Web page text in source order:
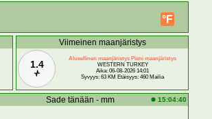
°F
Viimeinen maanjäristys
1.4
Alueellinen maanjäristys Pieni maanjäristys
WESTERN TURKEY
Aika: 06-08-2026 14:01
Syvyys: 63 KM Etäisyys: 460 Mailia
Sade tänään - mm 15:04:40